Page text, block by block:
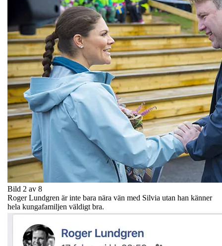
Bild 2 av 8
Roger Lundgren är inte bara nära vän med Silvia utan han känner
hela kungafamiljen väldigt bra.